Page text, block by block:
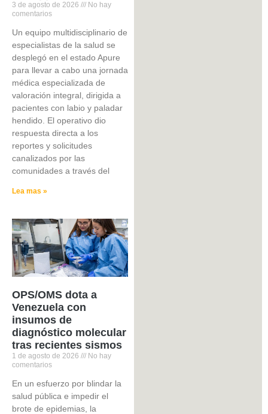
3 de agosto de 2026
No hay
comentarios
Un equipo multidisciplinario de
especialistas de la salud se
desplegó en el estado Apure
para llevar a cabo una jornada
médica especializada de
valoración integral, dirigida a
pacientes con labio y paladar
hendido. El operativo dio
respuesta directa a los
reportes y solicitudes
canalizados por las
comunidades a través del
Lea mas »
OPS/OMS dota a
Venezuela con
insumos de
diagnóstico molecular
tras recientes sismos
1 de agosto de 2026
No hay
comentarios
​En un esfuerzo por blindar la
salud pública e impedir el
brote de epidemias, la